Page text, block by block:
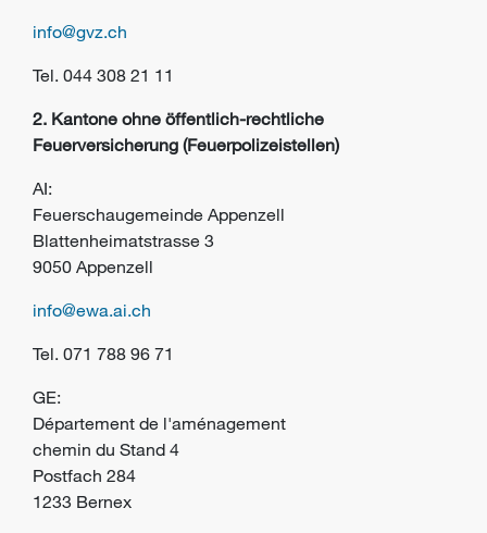
info@gvz.ch
Tel. 044 308 21 11
2. Kantone ohne öffentlich-rechtliche
Feuerversicherung (Feuerpolizeistellen)
AI:
Feuerschaugemeinde Appenzell
Blattenheimatstrasse 3
9050 Appenzell
info@ewa.ai.ch
Tel. 071 788 96 71
GE:
Département de l'aménagement
chemin du Stand 4
Postfach 284
1233 Bernex